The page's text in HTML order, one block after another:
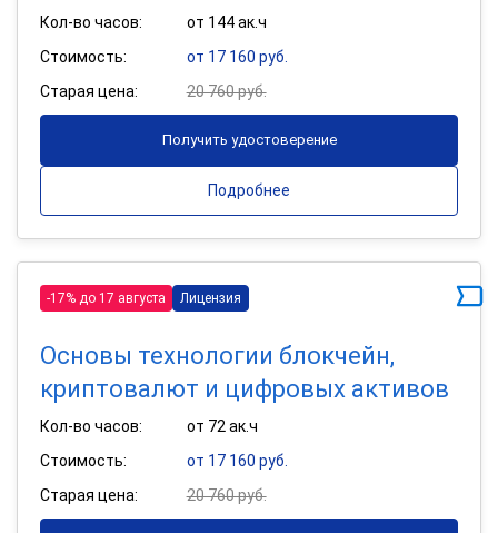
Кол-во часов:
от 144 ак.ч
Стоимость:
от 17 160 руб.
Старая цена:
20 760 руб.
Получить удостоверение
Подробнее
-17% до 17 августа Лицензия
Основы технологии блокчейн,
криптовалют и цифровых активов
Кол-во часов:
от 72 ак.ч
Стоимость:
от 17 160 руб.
Старая цена:
20 760 руб.